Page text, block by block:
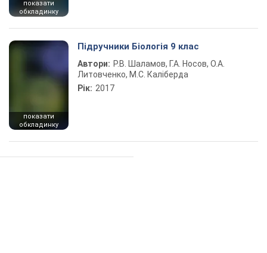
показати
обкладинку
показати
обкладинку
Підручники Біологія 9 клас
Автори: Р.В. Шаламов, Г.А. Носов, О.А.
Литовченко, М.С. Каліберда
Рік: 2017